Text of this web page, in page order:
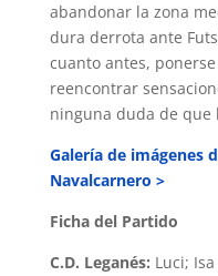
abandonar la zona
dura derrota ante
cuanto antes,
reencontrar
ninguna duda de que
Galería de imágenes
Navalcarnero >
Ficha del Partido
C.D. Leganés: Luci;